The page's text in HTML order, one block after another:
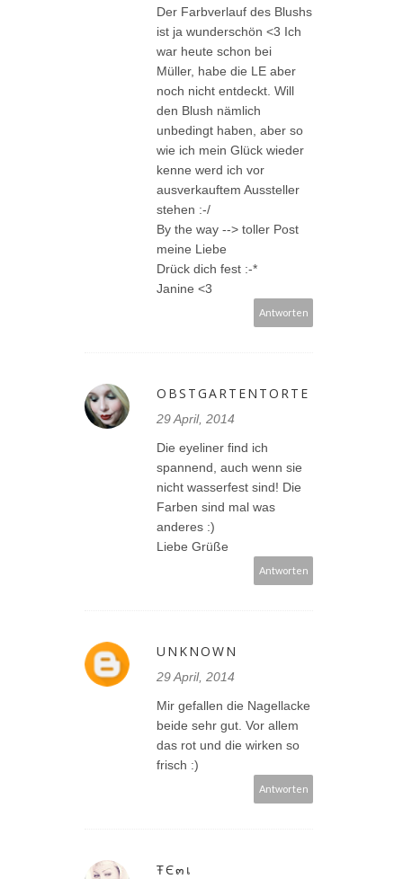
Der Farbverlauf des Blushs
ist ja wunderschön <3 Ich
war heute schon bei
Müller, habe die LE aber
noch nicht entdeckt. Will
den Blush nämlich
unbedingt haben, aber so
wie ich mein Glück wieder
kenne werd ich vor
ausverkauftem Aussteller
stehen :-/
By the way --> toller Post
meine Liebe
Drück dich fest :-*
Janine <3
Antworten
OBSTGARTENTORTE
29 April, 2014
Die eyeliner find ich
spannend, auch wenn sie
nicht wasserfest sind! Die
Farben sind mal was
anderes :)
Liebe Grüße
Antworten
UNKNOWN
29 April, 2014
Mir gefallen die Nagellacke
beide sehr gut. Vor allem
das rot und die wirken so
frisch :)
Antworten
ŦЄ๓เ